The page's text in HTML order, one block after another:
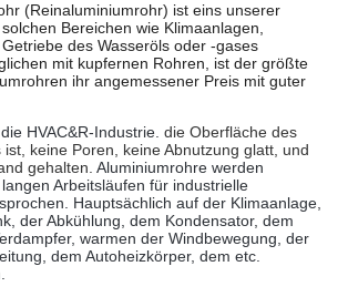
(Reinaluminiumrohr) ist eins unserer
Bereichen wie Klimaanlagen,
des Wasseröls oder -gases
mit kupfernen Rohren, ist der größte
ihr angemessener Preis mit guter
HVAC&R-Industrie. die Oberfläche des
keine Poren, keine Abnutzung glatt, und
gehalten. Aluminiumrohre werden
Arbeitsläufen für industrielle
Hauptsächlich auf der Klimaanlage,
der Abkühlung, dem Kondensator, dem
warmen der Windbewegung, der
dem Autoheizkörper, dem etc.